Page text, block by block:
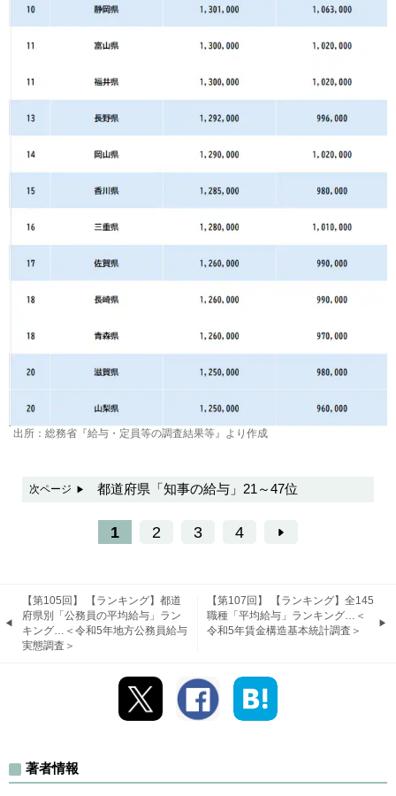
出所：総務省『給与・定員等の調査結果等』より作成
次ページ 都道府県「知事の給与」21～47位
1 2 3 4
【第105回】 【ランキング】都道
府県別「公務員の平均給与」ラン
キング…＜令和5年地方公務員給与
実態調査＞
【第107回】 【ランキング】全145
職種「平均給与」ランキング…＜
令和5年賃金構造基本統計調査＞
著者情報